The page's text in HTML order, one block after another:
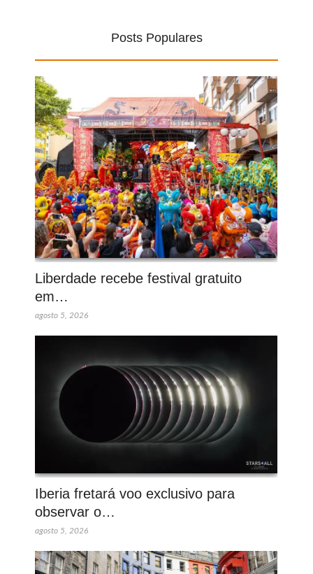
Posts Populares
Liberdade recebe festival gratuito
em…
agosto 5, 2026
Iberia fretará voo exclusivo para
observar o…
agosto 5, 2026